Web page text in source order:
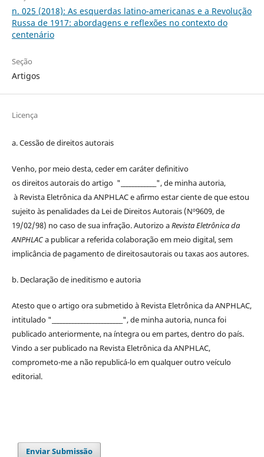
n. 025 (2018): As esquerdas latino-americanas e a Revolução
Russa de 1917: abordagens e reflexões no contexto do
centenário
Seção
Artigos
Licença
a. Cessão dedireitosautorais
Venho, por meio desta, ceder em caráter definitivo
osdireitosautoraisdo artigo "____________", de minha autoria,
à Revista Eletrônica da ANPHLACe afirmo estar ciente de que estou
sujeito às penalidades da Lei de DireitosAutorais(Nº9609, de
19/02/98) no caso de sua infração. Autorizo aRevista Eletrônica da
ANPHLACa publicar a referida colaboração em meio digital, sem
implicância de pagamento dedireitosautoraisou taxas aos autores.
b. Declaração de ineditismo e autoria
Atesto que o artigo ora submetido à Revista Eletrônica da ANPHLAC,
intitulado "________________________", de minha autoria, nunca foi
publicado anteriormente, na íntegra ou em partes, dentrodo país.
Vindo a ser publicado na Revista Eletrônica da ANPHLAC,
comprometo-me a não republicá-lo em qualquer outro veículo
editorial.
Enviar Submissão